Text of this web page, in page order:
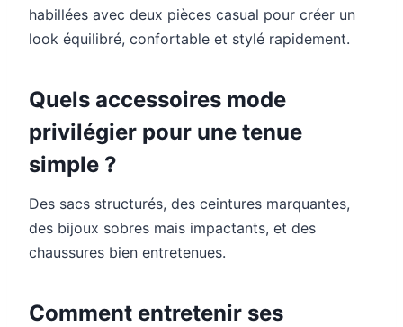
habillées avec deux pièces casual pour créer un
look équilibré, confortable et stylé rapidement.
Quels accessoires mode
privilégier pour une tenue
simple ?
Des sacs structurés, des ceintures marquantes,
des bijoux sobres mais impactants, et des
chaussures bien entretenues.
Comment entretenir ses